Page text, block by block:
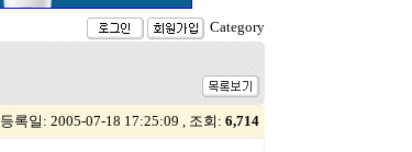
Category
등록일: 2005-07-18 17:25:09 , 조회: 6,714